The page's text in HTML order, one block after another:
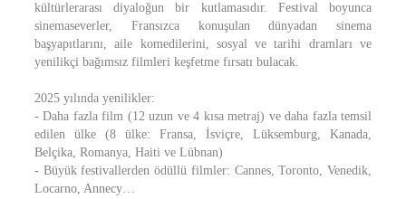
kültürlerarası diyaloğun bir kutlamasıdır. Festival boyunca
sinemaseverler, Fransızca konuşulan dünyadan sinema
başyapıtlarını, aile komedilerini, sosyal ve tarihi dramları ve
yenilikçi bağımsız filmleri keşfetme fırsatı bulacak.
2025 yılında yenilikler:
- Daha fazla film (12 uzun ve 4 kısa metraj) ve daha fazla temsil
edilen ülke (8 ülke: Fransa, İsviçre, Lüksemburg, Kanada,
Belçika, Romanya, Haiti ve Lübnan)
- Büyük festivallerden ödüllü filmler: Cannes, Toronto, Venedik,
Locarno, Annecy…